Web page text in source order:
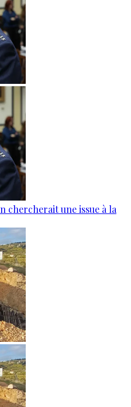
chercherait une issue à la